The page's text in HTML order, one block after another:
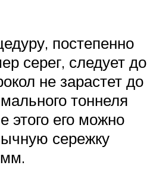
постепенно
серег, следует до
не зарастет до
тоннеля
этого его можно
сережку